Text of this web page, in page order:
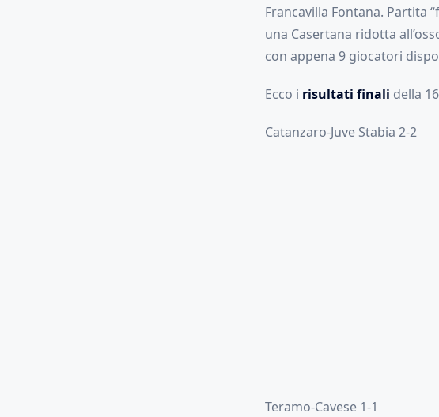
Francavilla Fontana. Partita
una Casertana ridotta
con appena 9 giocatori
Ecco i risultati finali della
Catanzaro-Juve Stabia 2-2
Teramo-Cavese 1-1